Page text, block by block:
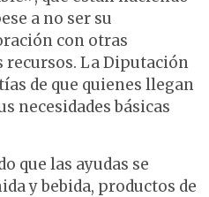
a no ser su
con otras
recursos. La Diputación
de que quienes llegan
necesidades básicas
que las ayudas se
y bebida, productos de